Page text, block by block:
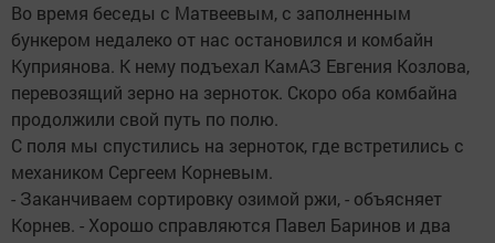
Во время беседы с Матвеевым, с заполненным
бункером недалеко от нас остановился и комбайн
Куприянова. К нему подъехал КамАЗ Евгения Козлова,
перевозящий зерно на зерноток. Скоро оба комбайна
продолжили свой путь по полю.
С поля мы спустились на зерноток, где встретились с
механиком Сергеем Корневым.
- Заканчиваем сортировку озимой ржи, - объясняет
Корнев. - Хорошо справляются Павел Баринов и два